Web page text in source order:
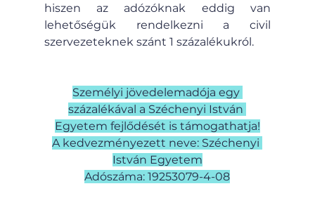
hiszen az adózóknak eddig van
lehetőségük rendelkezni a civil
szervezeteknek szánt 1 százalékukról.
Személyi jövedelemadója egy
százalékával a Széchenyi István
Egyetem fejlődését is támogathatja!
A kedvezményezett neve: Széchenyi
István Egyetem
Adószáma: 19253079-4-08